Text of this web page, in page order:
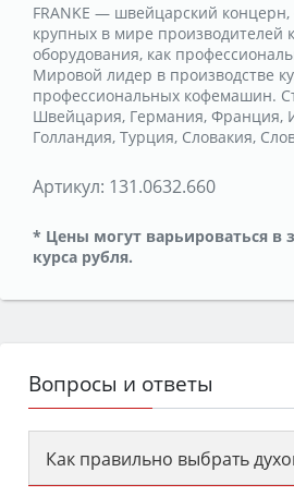
FRANKE — швейцарский
крупных в мире производителей
оборудования, как
Мировой лидер в производстве
профессиональных кофемашин.
Швейцария, Германия, Франция,
Голландия, Турция, Словакия,
Артикул: 131.0632.660
* Цены могут варьироваться в
курса рубля.
Вопросы и ответы
Как правильно выбрать